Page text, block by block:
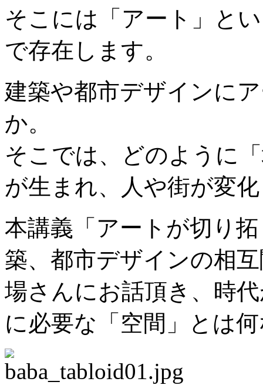
そこには「アート」と
で存在します。
建築や都市デザインに
か。
そこでは、どのように
が生まれ、人や街が変
本講義「アートが切り
築、都市デザインの相
場さんにお話頂き、時
に必要な「空間」とは